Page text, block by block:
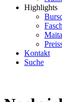
Highlights
Kontakt
Suche